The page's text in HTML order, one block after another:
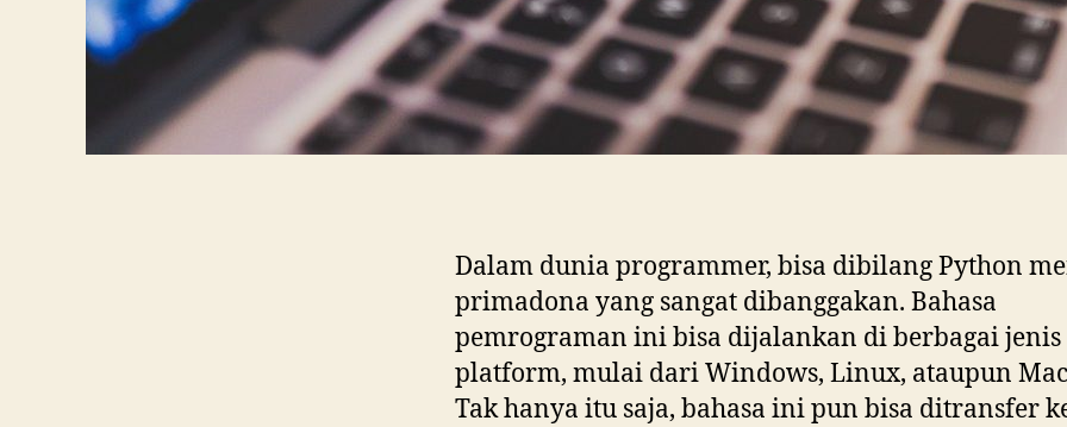
Dalam dunia programmer, bisa dibilang Python
primadona yang sangat dibanggakan. Bahasa
pemrograman ini bisa dijalankan di berbagai jenis
platform, mulai dari Windows, Linux, ataupun
Tak hanya itu saja, bahasa ini pun bisa ditransfer